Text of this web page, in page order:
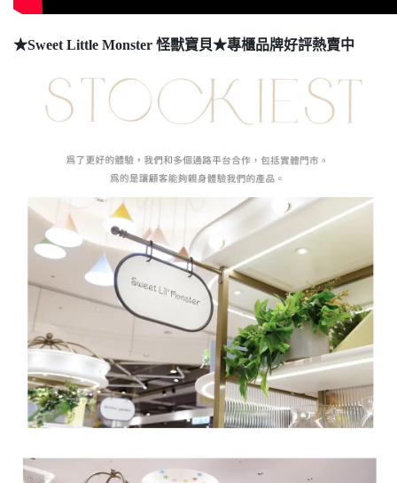
★Sweet Little Monster 怪獸寶貝★專櫃品牌好評熱賣中